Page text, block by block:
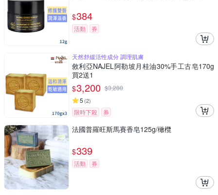
$384
活動 券
天然舒緩活性成分 調理肌膚
敘利亞NAJEL阿勒坡月桂油30%手工古皂170g
買2送1
$3,200 $3,280
5 (2)
限時下殺 券
法國普羅旺斯馬賽香皂125g/橄欖
$339
活動 券